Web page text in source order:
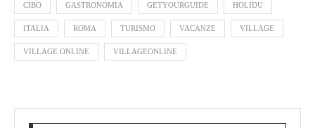
CIBO GASTRONOMIA GETYOURGUIDE HOLIDU
ITALIA ROMA TURISMO VACANZE VILLAGE
VILLAGE ONLINE VILLAGEONLINE